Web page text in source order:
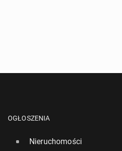
OGŁOSZENIA
Nieruchomości